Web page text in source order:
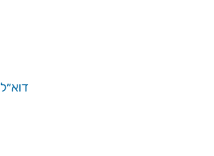
service@one-office.co.il : דוא״ל